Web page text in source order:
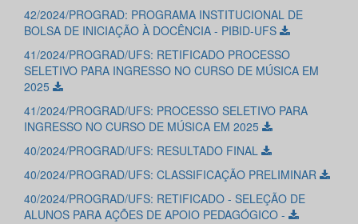
42/2024/PROGRAD: PROGRAMA INSTITUCIONAL DE
BOLSA DE INICIAÇÃO À DOCÊNCIA - PIBID-UFS
41/2024/PROGRAD/UFS: RETIFICADO PROCESSO
SELETIVO PARA INGRESSO NO CURSO DE MÚSICA EM
2025
41/2024/PROGRAD/UFS: PROCESSO SELETIVO PARA
INGRESSO NO CURSO DE MÚSICA EM 2025
40/2024/PROGRAD/UFS: RESULTADO FINAL
40/2024/PROGRAD/UFS: CLASSIFICAÇÃO PRELIMINAR
40/2024/PROGRAD/UFS: RETIFICADO - SELEÇÃO DE
ALUNOS PARA AÇÕES DE APOIO PEDAGÓGICO -